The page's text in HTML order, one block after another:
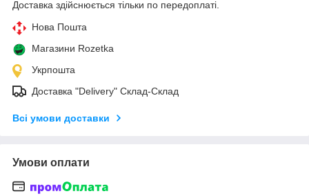
Доставка здійснюється тільки по передоплаті.
Нова Пошта
Магазини Rozetka
Укрпошта
Доставка "Delivery" Склад-Склад
Всі умови доставки
Умови оплати